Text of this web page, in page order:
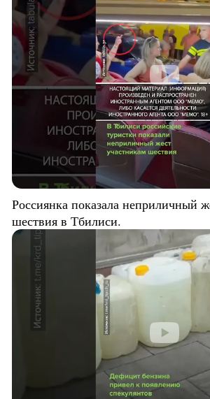
Россиянка показала неприличный
шествия в Тбилиси.